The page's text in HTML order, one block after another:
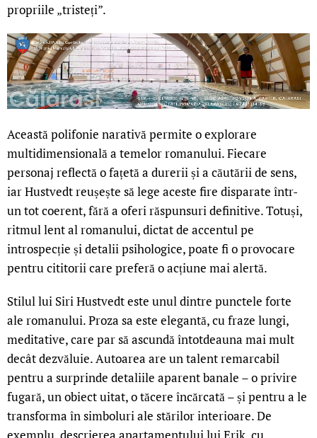
propriile „tristeți”.
Această polifonie narativă permite o explorare
multidimensională a temelor romanului. Fiecare
personaj reflectă o fațetă a durerii și a căutării de sens,
iar Hustvedt reușește să lege aceste fire disparate într-
un tot coerent, fără a oferi răspunsuri definitive. Totuși,
ritmul lent al romanului, dictat de accentul pe
introspecție și detalii psihologice, poate fi o provocare
pentru cititorii care preferă o acțiune mai alertă.
Stilul lui Siri Hustvedt este unul dintre punctele forte
ale romanului. Proza sa este elegantă, cu fraze lungi,
meditative, care par să ascundă întotdeauna mai mult
decât dezvăluie. Autoarea are un talent remarcabil
pentru a surprinde detaliile aparent banale – o privire
fugară, un obiect uitat, o tăcere încărcată – și pentru a le
transforma în simboluri ale stărilor interioare. De